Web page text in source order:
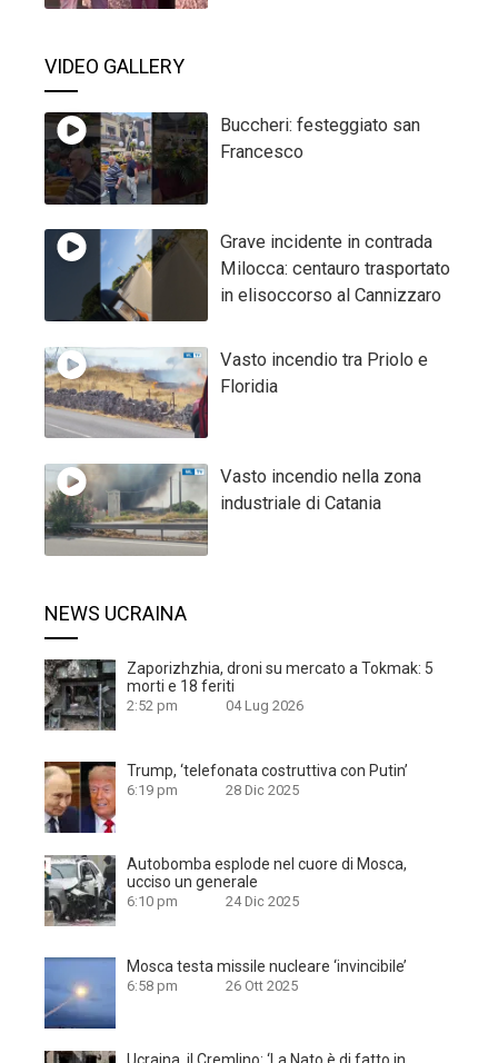
VIDEO GALLERY
Buccheri: festeggiato san
Francesco
Grave incidente in contrada
Milocca: centauro trasportato
in elisoccorso al Cannizzaro
Vasto incendio tra Priolo e
Floridia
Vasto incendio nella zona
industriale di Catania
NEWS UCRAINA
Zaporizhzhia, droni su mercato a Tokmak: 5
morti e 18 feriti
2:52 pm 04 Lug 2026
Trump, ‘telefonata costruttiva con Putin’
6:19 pm 28 Dic 2025
Autobomba esplode nel cuore di Mosca,
ucciso un generale
6:10 pm 24 Dic 2025
Mosca testa missile nucleare ‘invincibile’
6:58 pm 26 Ott 2025
Ucraina, il Cremlino: ‘La Nato è di fatto in